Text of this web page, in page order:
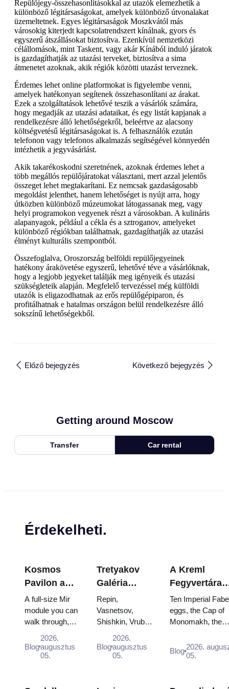
Repülőjegy-összehasonlításokkal az utazók elemezhetik a
különböző légitársaságokat, amelyek különböző útvonalakat
üzemeltetnek. Egyes légitársaságok Moszkvától más
városokig kiterjedt kapcsolatrendszert kínálnak, gyors és
egyszerű átszállásokat biztosítva. Ezenkívül nemzetközi
célállomások, mint Taskent, vagy akár Kínából induló járatok
is gazdagíthatják az utazási terveket, biztosítva a sima
átmenetet azoknak, akik régiók közötti utazást terveznek.
Érdemes lehet online platformokat is figyelembe venni,
amelyek hatékonyan segítenek összehasonlítani az árakat.
Ezek a szolgáltatások lehetővé teszik a vásárlók számára,
hogy megadják az utazási adataikat, és egy listát kapjanak a
rendelkezésre álló lehetőségekről, beleértve az alacsony
költségvetésű légitársaságokat is. A felhasználók ezután
telefonon vagy telefonos alkalmazás segítségével könnyedén
intézhetik a jegyvásárlást.
Akik takarékoskodni szeretnének, azoknak érdemes lehet a
több megállós repülőjáratokat választani, mert azzal jelentős
összeget lehet megtakarítani. Ez nemcsak gazdaságosabb
megoldást jelenthet, hanem lehetőséget is nyújt arra, hogy
útközben különböző múzeumokat látogassanak meg, vagy
helyi programokon vegyenek részt a városokban. A kulináris
alapanyagok, például a cékla és a sztroganov, amelyeket
különböző régiókban találhatnak, gazdagíthatják az utazási
élményt kulturális szempontból.
Összefoglalva, Oroszország belföldi repülőjegyeinek
hatékony árakövetése egyszerű, lehetővé téve a vásárlóknak,
hogy a legjobb jegyeket találják meg igényeik és utazási
szükségleteik alapján. Megfelelő tervezéssel még külföldi
utazók is eligazodhatnak az erős repülőgépiparon, és
profitálhatnak e hatalmas országon belül rendelkezésre álló
sokszínű lehetőségekből.
Előző bejegyzés Következő bejegyzés
Getting around Moscow
Transfer Car rental
Érdekelheti.
Kosmos
Pavilon a
VDNKh-ban:
Oroszország
legnagyobb
űrkutató
kiállításán
A full-size Mir
module you can
walk through,
Buran model,
scorched
Blog
2026.
augusztus
05.
Tretyakov
Galéria
remekművei:
Azok a
festmények,
amelyek
miatt
Repin,
Vasnetsov,
Shishkin, Vrubel,
Surikov — the
works that stop
Blog
2026.
augusztus
05.
A Kreml
Fegyvertára
Kincsei:
Fabergé-
Trónok és
Palástok
Ten Imperial
eggs, the Cap of
Monomakh, the
boy tsars and the
coronation dress
Blog 2026.
05.